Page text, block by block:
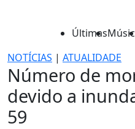
Últimas
NOTÍCIAS | ATUALIDADE
Número de
devido a
59